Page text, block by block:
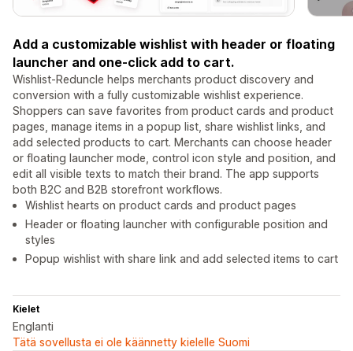
Add a customizable wishlist with header or floating
launcher and one-click add to cart.
Wishlist-Reduncle helps merchants product discovery and
conversion with a fully customizable wishlist experience.
Shoppers can save favorites from product cards and product
pages, manage items in a popup list, share wishlist links, and
add selected products to cart. Merchants can choose header
or floating launcher mode, control icon style and position, and
edit all visible texts to match their brand. The app supports
both B2C and B2B storefront workflows.
Wishlist hearts on product cards and product pages
Header or floating launcher with configurable position and
styles
Popup wishlist with share link and add selected items to cart
Kielet
Englanti
Tätä sovellusta ei ole käännetty kielelle Suomi